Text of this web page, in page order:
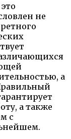
не
а
а также
с